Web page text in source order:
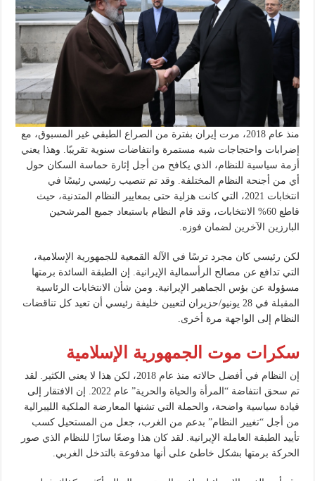
منذ عام 2018، مرت إيران بفترة من الصراع الطبقي غير المسبوق، مع
إضرابات واحتجاجات شبه مستمرة وانتفاضات سنوية تقريبًا. وهذا يعني
أزمة سياسية للنظام، الذي يكافح من أجل إثارة حماسة السكان حول
أي من أجنحة النظام المختلفة. وقد تم تنصيب رئيسي رئيسًا في
انتخابات 2021، التي كانت هزلية حتى بمعايير النظام المتدنية، حيث
قاطع 60% الانتخابات، وقد قام النظام باستبعاد جميع المرشحين
البارزين الآخرين لضمان فوزه.
لكن رئيسي كان مجرد ترسًا في الآلة القمعية للجمهورية الإسلامية،
التي تدافع عن مصالح الرأسمالية الإيرانية. إن الطبقة السائدة برمتها
مسؤولة عن بؤس الجماهير الإيرانية. ومن شأن الانتخابات الرئاسية
المقبلة في 28 يونيو/حزيران لتعيين خليفة رئيسي أن تعيد كل تناقضات
النظام إلى الواجهة مرة أخرى.
سكرات موت الجمهورية الإسلامية
إن النظام في أفضل حالاته منذ عام 2018، لكن هذا لا يعني الكثير. لقد
تم سحق انتفاضة “المرأة والحياة والحرية” عام 2022. إن الافتقار إلى
قيادة سياسية واضحة، والحملة التي تشنها المعارضة الملكية الليبرالية
من أجل “تغيير النظام” بدعم من الغرب، جعل من المستحيل كسب
تأييد الطبقة العاملة الإيرانية. لقد كان هذا وضعًا سارًا للنظام الذي صور
الحركة برمتها بشكل خاطئ على أنها مدفوعة بالتدخل الغربي.